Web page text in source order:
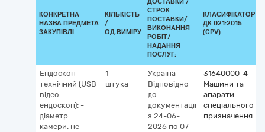
КОНКРЕТНА
НАЗВА ПРЕДМЕТА
ЗАКУПІВЛІ
КІЛЬКІСТЬ
/
ОД.ВИМІРУ
СТРОК
ПОСТАВКИ/
ВИКОНАННЯ
РОБІТ/
НАДАННЯ
ПОСЛУГ:
КЛАСИФІКАТОР
ДК 021:2015
(CPV)
Ендоскоп
технічний (USB
відео
ендоскоп): -
діаметр
камери: не
1
штука
Україна
Відповідно
до
документації
з 24-06-
2026 по 07-
31640000-4
Машини та
апарати
спеціального
призначення